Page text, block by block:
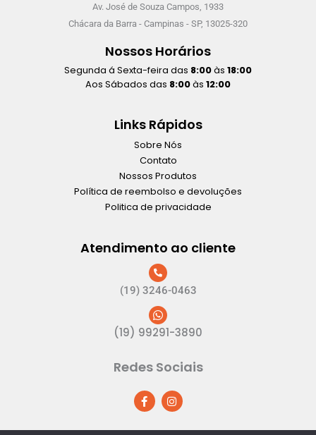
Av. José de Souza Campos, 1933
Chácara da Barra - Campinas - SP, 13025-320
Nossos Horários
Segunda á Sexta-feira das 8:00às 18:00
Aos Sábados das 8:00às 12:00
Links Rápidos
Sobre Nós
Contato
Nossos Produtos
Política de reembolso e devoluções
Politica de privacidade
Atendimento ao cliente
(19) 3246-0463
(19) 99291-3890
Redes Sociais
F
a
c
e
I
n
s
t